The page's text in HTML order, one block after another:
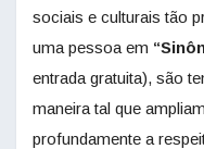
sociais e culturais tão
uma pessoa em
entrada gratuita), são
maneira tal que
profundamente a